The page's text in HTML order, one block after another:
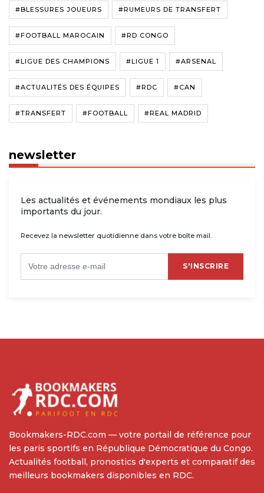
#BLESSURES JOUEURS #RUMEURS DE TRANSFERT
#FOOTBALL MAROCAIN #RD CONGO
#LIGUE DES CHAMPIONS #LIGUE 1 #ARSENAL
#ACTUALITÉS DES ÉQUIPES #RDC #CAN
#TRANSFERT #FOOTBALL #REAL MADRID
newsletter
Les actualités et événements mondiaux les plus
importants du jour.
Recevez la newsletter quotidienne dans votre boîte mail.
S'INSCRIRE
Bookmakers-RDC.com — votre portail de référence pour
les paris sportifs en République Démocratique du Congo.
Actualités football, pronostics d'experts et comparatif des
meilleurs bookmakers disponibles en RDC.